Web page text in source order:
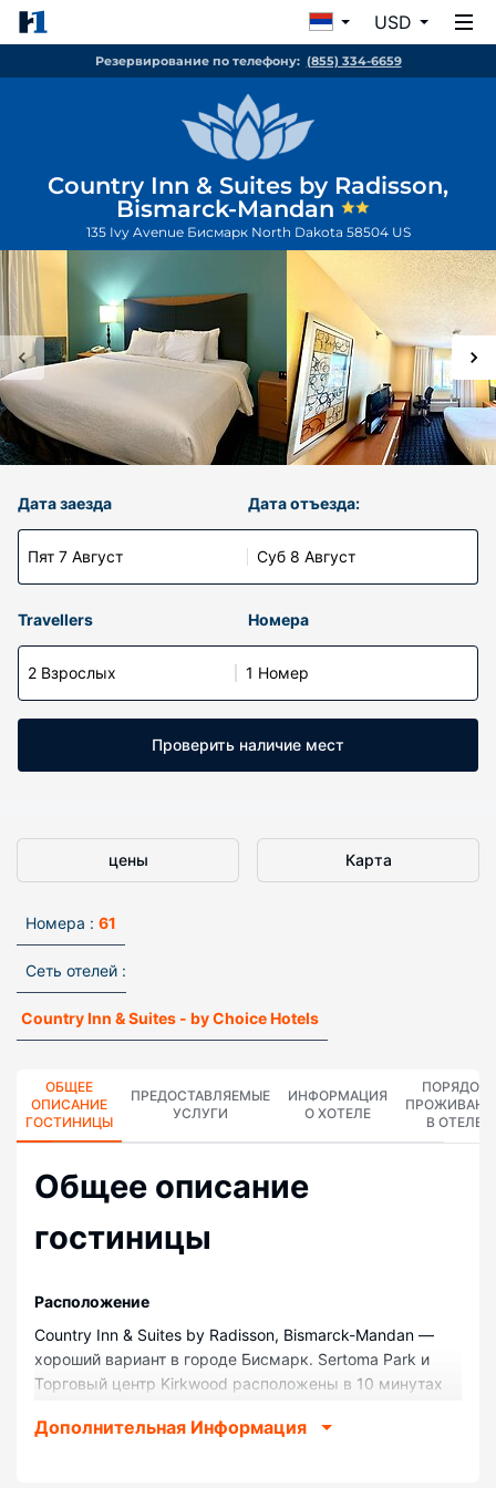
USD
Резервирование по телефону: (855) 334-6659
Country Inn & Suites by Radisson,
Bismarck-Mandan
135 Ivy Avenue Бисмарк North Dakota 58504 US
Дата заезда
Пят 7 Август
Дата отъезда:
Суб 8 Август
Travellers Номера
2 Взрослых 1 Номер
Проверить наличие мест
цены Карта
Номера : 61
Сеть отелей :
Country Inn & Suites - by Choice Hotels
ОБЩЕЕ
ОПИСАНИЕ
ГОСТИНИЦЫ
ПРЕДОСТАВЛЯЕМЫЕ
УСЛУГИ
ИНФОРМАЦИЯ
О ХОТЕЛЕ
ПОРЯДОК
В ОТЕЛЕ
Общее описание
гостиницы
Pасположение
Country Inn & Suites by Radisson, Bismarck-Mandan —
хороший вариант в городе Бисмарк. Sertoma Park и
Торговый центр Kirkwood расположены в 10 минутах
расположением: Зоопарк Дакоты находится в 1,1 км,
Дополнительная Информация